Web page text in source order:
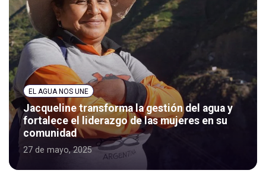
EL AGUA NOS UNE
Jacqueline transforma la gestión del agua y
fortalece el liderazgo de las mujeres en su
comunidad
27 de mayo, 2025